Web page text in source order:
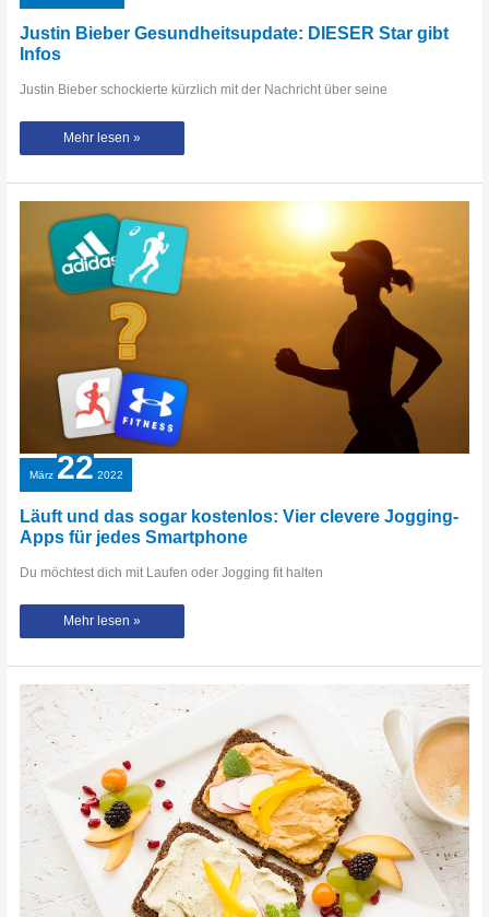
Justin Bieber Gesundheitsupdate: DIESER Star gibt
Infos
Justin Bieber schockierte kürzlich mit der Nachricht über seine
Justin
Gesundheitsupdate:
Star
Mehr lesen »
März 22 2022
Läuft und das sogar kostenlos: Vier clevere Jogging-
Apps für jedes Smartphone
Du möchtest dich mit Laufen oder Jogging fit halten
Läuft
das
kostenlos:
clevere
Jogging-
Apps
jedes
Smartphone
Mehr lesen »